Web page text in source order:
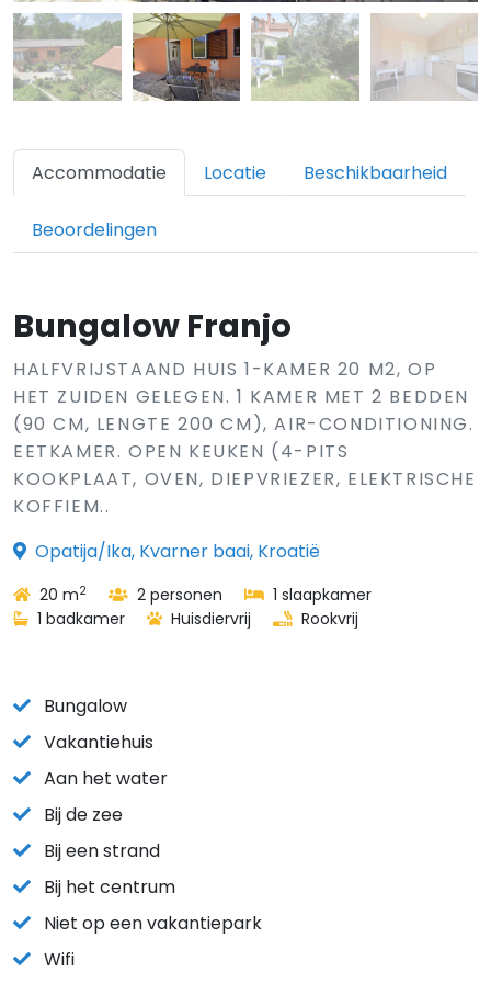
Accommodatie Locatie Beschikbaarheid
Beoordelingen
Bungalow Franjo
HALFVRIJSTAAND HUIS 1-KAMER 20 M2, OP
HET ZUIDEN GELEGEN. 1 KAMER MET 2 BEDDEN
(90 CM, LENGTE 200 CM), AIR-CONDITIONING.
EETKAMER. OPEN KEUKEN (4-PITS
KOOKPLAAT, OVEN, DIEPVRIEZER, ELEKTRISCHE
KOFFIEM..
Opatija/Ika, Kvarner baai, Kroatië
20 m2 2 personen
1 slaapkamer
1 badkamer
Huisdiervrij Rookvrij
Bungalow
Vakantiehuis
Aan het water
Bij de zee
Bij een strand
Bij het centrum
Niet op een vakantiepark
Wifi